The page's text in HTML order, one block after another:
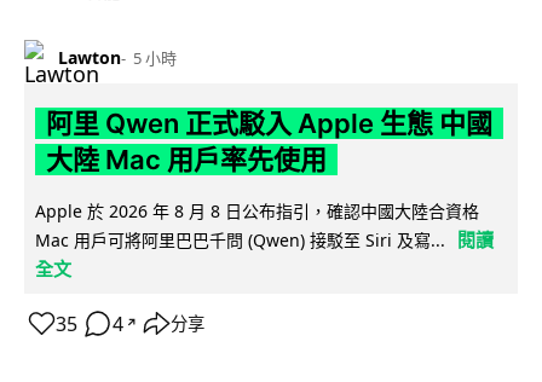
Lawton 5 小時
阿里 Qwen 正式駁入 Apple 生態 中國
大陸 Mac 用戶率先使用
Apple 於 2026 年 8 月 8 日公布指引，確認中國大陸合資格
Mac 用戶可將阿里巴巴千問 (Qwen) 接駁至 Siri 及寫...
閱讀
全文
35 4 ↗ 分享